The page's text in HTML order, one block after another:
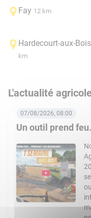
Fay 12 km
Hardecourt-aux-Bois
km
L'actualité
Un outil prend
07/08/2026, 08:00